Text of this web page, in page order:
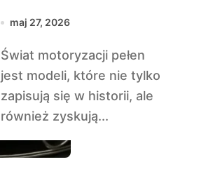
kosztują fortunę
maj 27, 2026
Świat motoryzacji pełen
jest modeli, które nie tylko
zapisują się w historii, ale
również zyskują...